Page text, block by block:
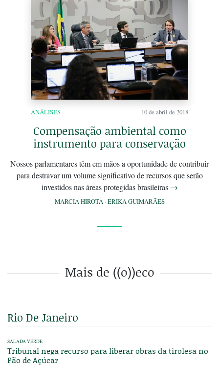
ANÁLISES 10 de abril de 2018
Compensação ambiental como
instrumento para conservação
Nossos parlamentares têm em mãos a oportunidade de contribuir
para destravar um volume significativo de recursos que serão
investidos nas áreas protegidas brasileiras →
MARCIA HIROTA·ERIKA GUIMARÃES
Mais de ((o))eco
Rio De Janeiro
SALADA VERDE
Tribunal nega recurso para liberar obras da tirolesa no
Pão de Açúcar